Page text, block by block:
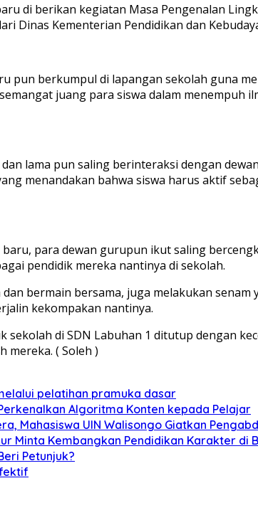
di berikan kegiatan Masa Pengenalan
Dinas Kementerian Pendidikan dan
pun berkumpul di lapangan sekolah guna
juang para siswa dalam
lama pun saling berinteraksi dengan
menandakan bahwa siswa harus aktif
para dewan gurupun ikut saling
pendidik mereka nantinya di sekolah.
bermain bersama, juga melakukan
kekompakan nantinya.
sekolah di SDN Labuhan 1 ditutup dengan
mereka. ( Soleh )
pelatihan pramuka dasar
Algoritma Konten kepada Pelajar
Mahasiswa UIN Walisongo Giatkan
Minta Kembangkan Pendidikan Karakter di
Petunjuk?